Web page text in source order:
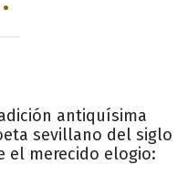
antiquísima
sevillano del siglo
el merecido elogio: